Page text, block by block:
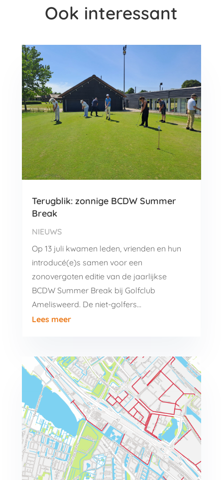
Ook interessant
Terugblik: zonnige BCDW Summer
Break
NIEUWS
Op 13 juli kwamen leden, vrienden en hun
introducé(e)s samen voor een
zonovergoten editie van de jaarlijkse
BCDW Summer Break bij Golfclub
Amelisweerd. De niet-golfers…
Lees meer